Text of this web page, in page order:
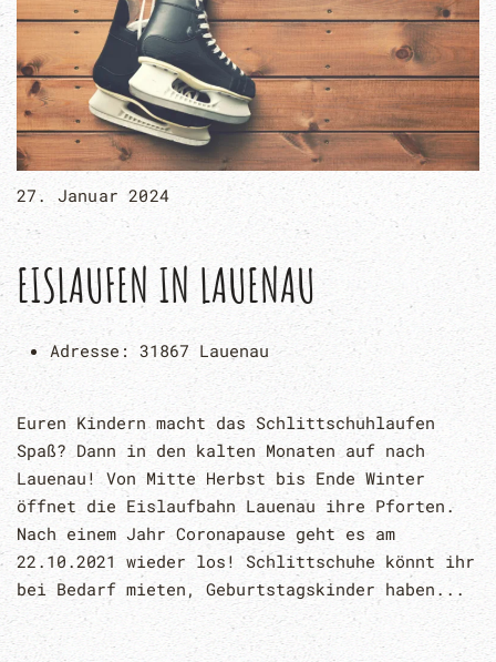
27. Januar 2024
EISLAUFEN IN LAUENAU
Adresse: 31867 Lauenau
Euren Kindern macht das Schlittschuhlaufen
Spaß? Dann in den kalten Monaten auf nach
Lauenau! Von Mitte Herbst bis Ende Winter
öffnet die Eislaufbahn Lauenau ihre Pforten.
Nach einem Jahr Coronapause geht es am
22.10.2021 wieder los! Schlittschuhe könnt ihr
bei Bedarf mieten, Geburtstagskinder haben...